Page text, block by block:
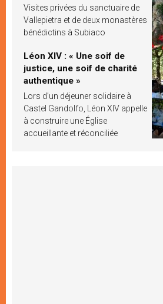
Visites privées du sanctuaire de
Vallepietra et de deux monastères
bénédictins à Subiaco
Léon XIV : « Une soif de
justice, une soif de charité
authentique »
Lors d’un déjeuner solidaire à
Castel Gandolfo, Léon XIV appelle
à construire une Église
accueillante et réconciliée